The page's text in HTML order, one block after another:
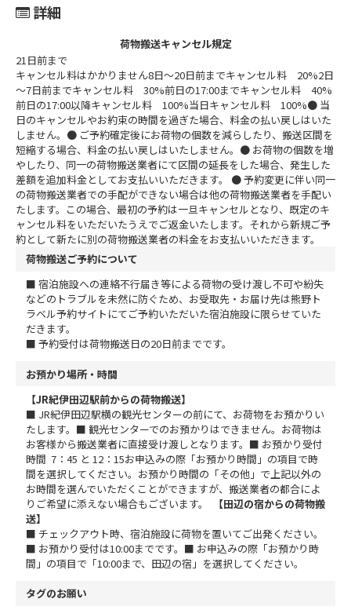
詳細
荷物搬送キャンセル規定
21日前まで
キャンセル料はかかりません8日～20日前までキャンセル料 20%2日
～7日前までキャンセル料 30%前日の17:00までキャンセル料 40%
前日の17:00以降キャンセル料 100%当日キャンセル料 100%● 当
日のキャンセルやお約束の時間を過ぎた場合、料金の払い戻しはいた
しません。 ● ご予約確定後にお荷物の個数を減らしたり、搬送区間を
短縮する場合、料金の払い戻しはいたしません。 ● お荷物の個数を増
やしたり、同一の荷物搬送業者にて区間の延長をした場合、発生した
差額を追加料金としてお支払いいただきます。 ● 予約変更に伴い同一
の荷物搬送業者での手配ができない場合は他の荷物搬送業者を手配い
たします。この場合、最初の予約は一旦キャンセルとなり、既定のキ
ャンセル料をいただいたうえでご返金いたします。それから新規ご予
約として新たに別の荷物搬送業者の料金をお支払いいただきます。
荷物搬送ご予約について
■ 宿泊施設への連絡不行届き等による荷物の受け渡し不可や紛失
などのトラブルを未然に防ぐため、お受取先・お届け先は熊野ト
ラベル予約サイトにてご予約いただいた宿泊施設に限らせていた
だきます。
■ 予約受付は荷物搬送日の20日前までです。
お預かり場所・時間
【JR紀伊田辺駅前からの荷物搬送】
■ JR紀伊田辺駅横の観光センターの前にて、お荷物をお預かりい
たします。 ■ 観光センターでのお預かりはできません。お荷物は
お客様から搬送業者に直接受け渡しとなります。 ■ お預かり受付
時間 7：45 と 12：15お申込みの際「お預かり時間」の項目で時
間を選択してください。 お預かり時間の「その他」で上記以外の
お時間を選んでいただくことができますが、搬送業者の都合によ
りご希望に添えない場合もございます。
【田辺の宿からの荷物搬
送】
■ チェックアウト時、宿泊施設に荷物を置いてご出発ください。
■ お預かり受付は10:00までです。 ■ お申込みの際「お預かり時
間」の項目で「10:00まで、田辺の宿」を選択してください。
タグのお願い